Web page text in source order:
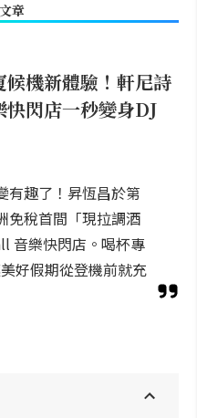
章
機新體驗！軒尼詩
快閃店一秒變身DJ
有趣了！昇恆昌於第
免稅首間「現拉調酒
音樂快閃店。喝杯專
好假期從登機前就充